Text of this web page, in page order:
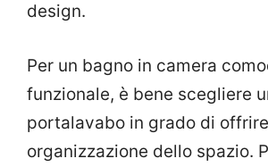
design.
Per un bagno in camera
funzionale, è bene scegliere
portalavabo in grado di offrire
organizzazione dello spazio.